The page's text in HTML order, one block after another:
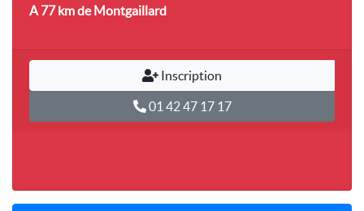
A 77 kmde Montgaillard
Inscription
01 42 47 17 17